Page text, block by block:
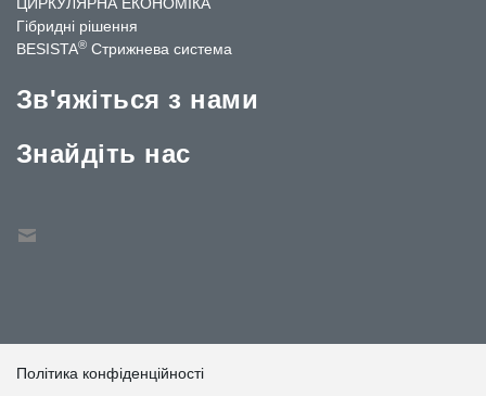
Гібридні рішення
BESISTA® Стрижнева система
Зв'яжіться з нами
Знайдіть нас
Політика конфіденційності